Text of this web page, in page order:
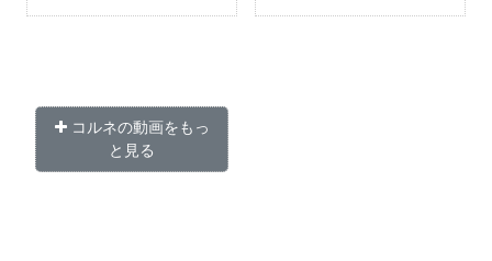
コルネの動画をもっ
と見る